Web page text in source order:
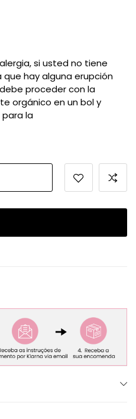
si usted no tiene
hay alguna erupción
proceder con la
orgánico en un bol y
para la